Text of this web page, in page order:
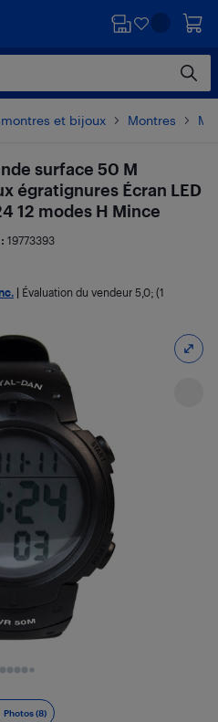
et bijoux Montres
Photos (8)
surface 50 M
égratignures Écran LED
12 modes H Mince
19773393
Évaluation du vendeur 5,0; (1